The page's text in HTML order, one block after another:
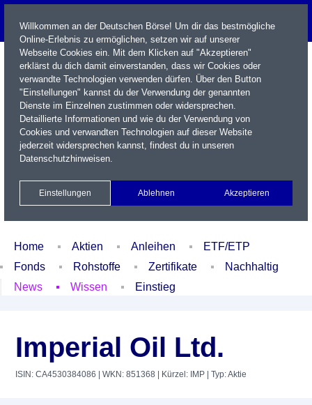
Name / WKN / ISIN / Kürzel
Xetra Realtime
Watchlist Portfolio Login
Home Aktien Anleihen
ETF/ETP
Fonds
Rohstoffe Zertifikate
Nachhaltig
News
Wissen Einstieg
Imperial Oil Ltd.
ISIN: CA4530384086 | WKN: 851368 | Kürzel: IMP | Typ: Aktie
Willkommen an der Deutschen Börse! Um dir das bestmögliche
Online-Erlebnis zu ermöglichen, setzen wir auf unserer
Webseite Cookies ein. Mit dem Klicken auf "Akzeptieren"
erklärst du dich damit einverstanden, dass wir Cookies oder
verwandte Technologien verwenden dürfen. Über den Button
"Einstellungen" kannst du der Verwendung der genannten
Dienste im Einzelnen zustimmen oder widersprechen.
Detaillierte Informationen und wie du der Verwendung von
Cookies und verwandten Technologien auf dieser Website
jederzeit widersprechen kannst, findest du in unseren
Datenschutzhinweisen.
Einstellungen Ablehnen Akzeptieren